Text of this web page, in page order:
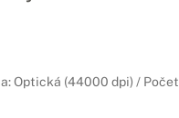
Optická (44000 dpi) / Počet